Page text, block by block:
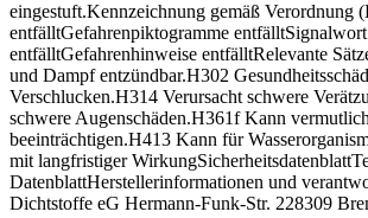
eingestuft.Kennzeichnung gemäß Verordnung
entfälltGefahrenpiktogramme entfälltSignalwort
entfälltGefahrenhinweise entfälltRelevante
und Dampf entzündbar.H302
Verschlucken.H314 Verursacht schwere
schwere Augenschäden.H361f Kann
beeinträchtigen.H413 Kann für
mit langfristiger
DatenblattHerstellerinformationen und
Dichtstoffe eG Hermann-Funk-Str. 228309